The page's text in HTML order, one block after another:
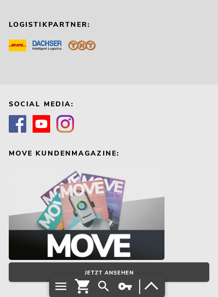
LOGISTIKPARTNER:
SOCIAL MEDIA:
MOVE KUNDENMAGAZINE:
JETZT ANSEHEN